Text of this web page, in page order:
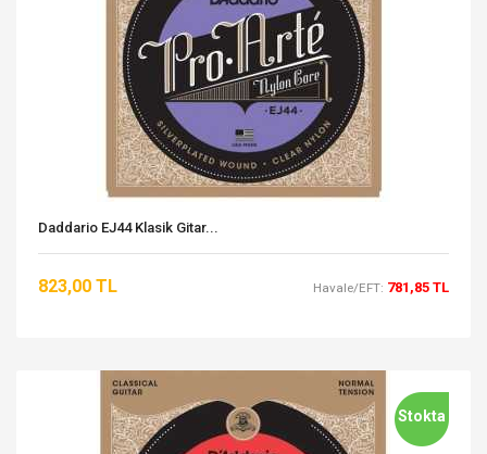
Daddario EJ44 Klasik Gitar...
823,00 TL Havale/EFT: 781,85 TL
Stokta